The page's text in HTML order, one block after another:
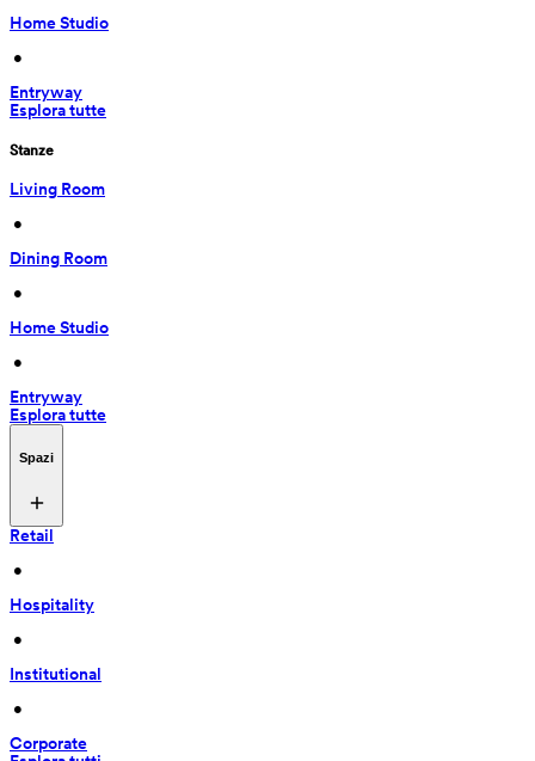
Home Studio
•
Entryway
Esplora tutte
Stanze
Living Room
•
Dining Room
•
Home Studio
•
Entryway
Esplora tutte
Spazi
Retail
•
Hospitality
•
Institutional
•
Corporate